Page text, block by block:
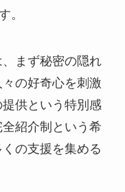
。
まず秘密の隠れ
の好奇心を刺激
供という特別感
紹介制という希
の支援を集める